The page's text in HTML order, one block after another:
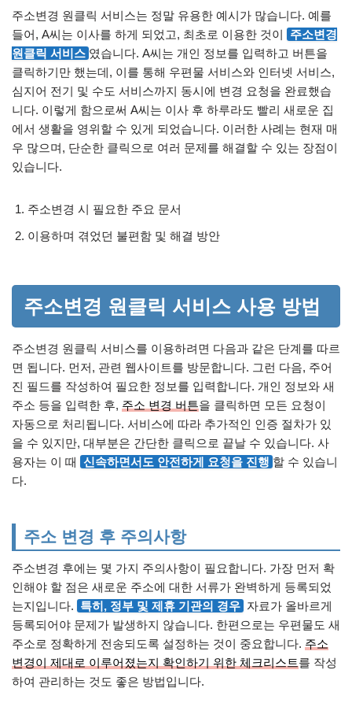
주소변경 원클릭 서비스는 정말 유용한 예시가 많습니다. 예를
들어, A씨는 이사를 하게 되었고, 최초로 이용한 것이
주소변경
원클릭 서비스 였습니다. A씨는 개인 정보를 입력하고 버튼을
클릭하기만 했는데, 이를 통해 우편물 서비스와 인터넷 서비스,
심지어 전기 및 수도 서비스까지 동시에 변경 요청을 완료했습
니다. 이렇게 함으로써 A씨는 이사 후 하루라도 빨리 새로운 집
에서 생활을 영위할 수 있게 되었습니다. 이러한 사례는 현재 매
우 많으며, 단순한 클릭으로 여러 문제를 해결할 수 있는 장점이
있습니다.
주소변경 시 필요한 주요 문서
이용하며 겪었던 불편함 및 해결 방안
주소변경 원클릭 서비스 사용 방법
주소변경 원클릭 서비스를 이용하려면 다음과 같은 단계를 따르
면 됩니다. 먼저, 관련 웹사이트를 방문합니다. 그런 다음, 주어
진 필드를 작성하여 필요한 정보를 입력합니다. 개인 정보와 새
주소 등을 입력한 후, 주소 변경 버튼을 클릭하면 모든 요청이
자동으로 처리됩니다. 서비스에 따라 추가적인 인증 절차가 있
을 수 있지만, 대부분은 간단한 클릭으로 끝날 수 있습니다. 사
용자는 이 때 신속하면서도 안전하게 요청을 진행 할 수 있습니
다.
주소 변경 후 주의사항
주소변경 후에는 몇 가지 주의사항이 필요합니다. 가장 먼저 확
인해야 할 점은 새로운 주소에 대한 서류가 완벽하게 등록되었
는지입니다. 특히, 정부 및 제휴 기관의 경우 자료가 올바르게
등록되어야 문제가 발생하지 않습니다. 한편으로는 우편물도 새
주소로 정확하게 전송되도록 설정하는 것이 중요합니다. 주소
변경이 제대로 이루어졌는지 확인하기 위한 체크리스트를 작성
하여 관리하는 것도 좋은 방법입니다.